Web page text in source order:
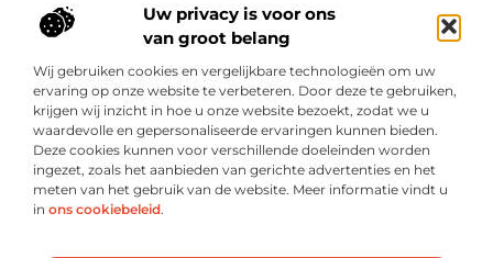
Uw privacy is voor ons
van groot belang
Wij gebruiken cookies en vergelijkbare technologieën om uw
ervaring op onze website te verbeteren. Door deze te gebruiken,
krijgen wij inzicht in hoe u onze website bezoekt, zodat we u
waardevolle en gepersonaliseerde ervaringen kunnen bieden.
Deze cookies kunnen voor verschillende doeleinden worden
ingezet, zoals het aanbieden van gerichte advertenties en het
meten van het gebruik van de website. Meer informatie vindt u
in ons cookiebeleid.
dagelijks leven in al zijn facetten verkennen, van praktische
adviezen tot inspirerende verhalen.
Bericht categorie
Onze informatie